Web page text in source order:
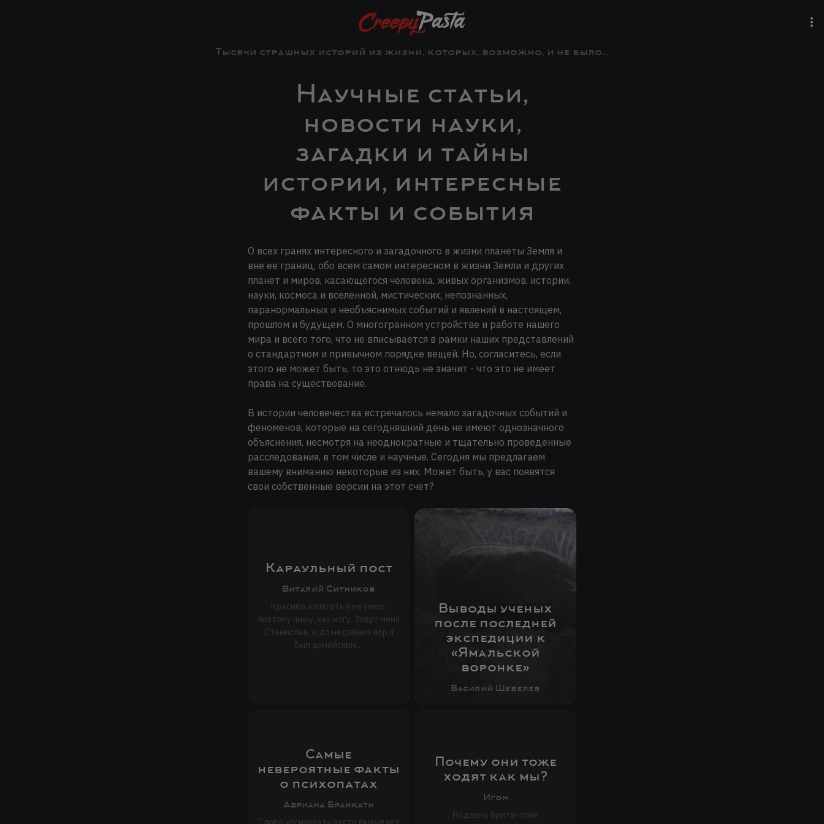
Тысячи страшных историй из жизни, которых, возможно, и не было...
Научные статьи,
новости науки,
загадки и тайны
истории, интересные
факты и события
О всех гранях интересного и загадочного в жизни планеты Земля и
вне ее границ, обо всем самом интересном в жизни Земли и других
планет и миров, касающегося человека, живых организмов, истории,
науки, космоса и вселенной, мистических, непознанных,
паранормальных и необъяснимых событий и явлений в настоящем,
прошлом и будущем. О многогранном устройстве и работе нашего
мира и всего того, что не вписывается в рамки наших представлений
о стандартном и привычном порядке вещей. Но, согласитесь, если
этого не может быть, то это отнюдь не значит - что это не имеет
права на существование.
В истории человечества встречалось немало загадочных событий и
феноменов, которые на сегодняшний день не имеют однозначного
объяснения, несмотря на неоднократные и тщательно проведенные
расследования, в том числе и научные. Сегодня мы предлагаем
вашему вниманию некоторые из них. Может быть, у вас появятся
свои собственные версии на этот счет?
Караульный пост
Виталий Ситников
Красиво излагать я не умею,
поэтому пишу, как могу. Зовут меня
Станислав, и до недавних пор я
был армейским…
Выводы ученых
после последней
экспедиции к
«Ямальской
воронке»
Василий Шевелев
Самые
невероятные факты
о психопатах
Адриана Бранкати
Почему они тоже
ходят как мы?
Игон
Недавно британские